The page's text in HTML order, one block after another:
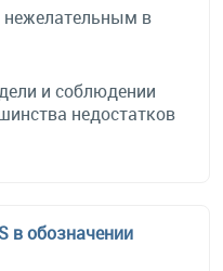
в
и соблюдении
недостатков
в обозначении